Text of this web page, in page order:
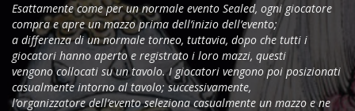
Esattamente come per un normale evento Sealed, ogni giocatore
compra e apre un mazzo prima dell’inizio dell’evento;
a differenza di un normale torneo, tuttavia, dopo che tutti i
giocatori hanno aperto e registrato i loro mazzi, questi
vengono collocati su un tavolo. I giocatori vengono poi posizionati
casualmente intorno al tavolo; successivamente,
l’organizzatore dell’evento seleziona casualmente un mazzo e ne